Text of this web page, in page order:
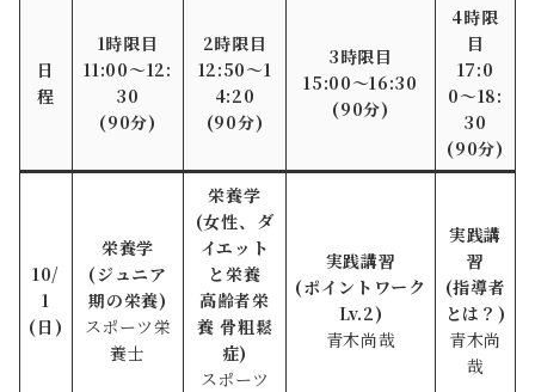
日
程
1時限目
11:00〜12:
30
(90分)
2時限目
12:50〜1
4:20
(90分)
3時限目
15:00〜16:30
(90分)
4時限
目
17:0
0〜18:
30
(90分)
10/
1
(日)
栄養学
(ジュニア
期の栄養)
スポーツ栄
養士
栄養学
(女性、ダ
イエット
と栄養
高齢者栄
養 骨粗鬆
症)
スポーツ
実践講習
(ポイントワーク
Lv.2)
青木尚哉
実践講
習
(指導者
とは？)
青木尚
哉